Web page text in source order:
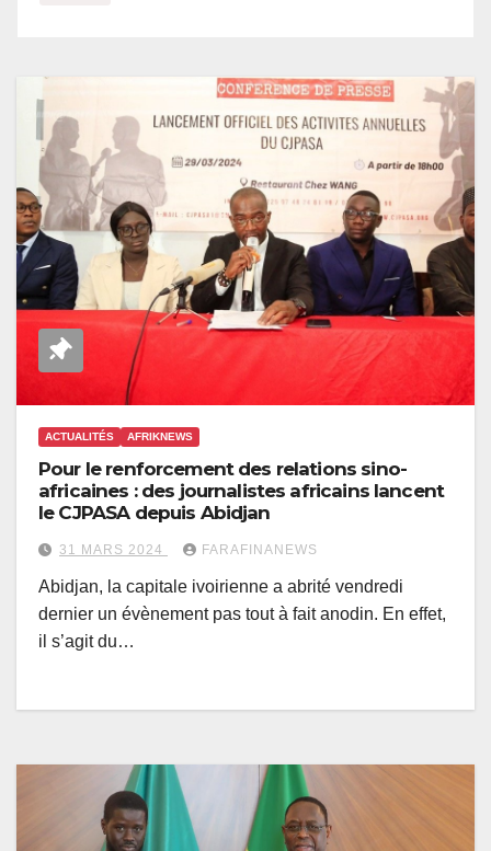
ACTUALITÉS AFRIKNEWS
Pour le renforcement des relations sino-
africaines : des journalistes africains lancent
le CJPASA depuis Abidjan
31 MARS 2024 FARAFINANEWS
Abidjan, la capitale ivoirienne a abrité vendredi
dernier un évènement pas tout à fait anodin. En effet,
il s’agit du…